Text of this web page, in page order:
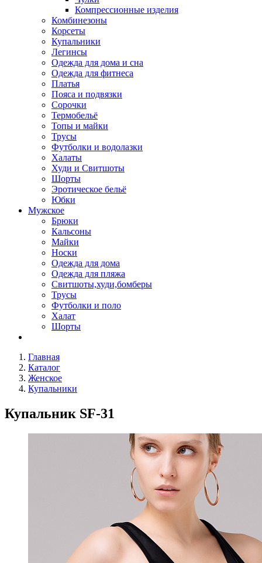
Компрессионные изделия
Комбинезоны
Корсеты
Купальники
Легинсы
Одежда для дома и сна
Одежда для фитнеса
Платья
Пояса и подвязки
Сорочки
Термобельё
Топы и майки
Трусы
Футболки и водолазки
Халаты
Худи и Свитшоты
Шорты
Эротическое бельё
Юбки
Мужское
Брюки
Кальсоны
Майки
Носки
Одежда для дома
Одежда для пляжа
Свитшоты,худи,бомберы
Трусы
Футболки и поло
Халат
Шорты
Главная
Каталог
Женское
Купальники
Купальник SF-31